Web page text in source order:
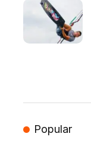
Popular